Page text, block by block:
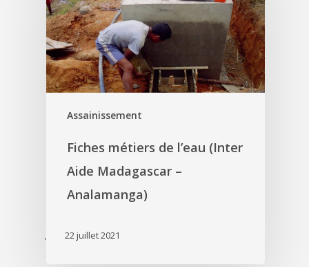
'
Assainissement
Fiches métiers de l’eau (Inter
Aide Madagascar –
Analamanga)
22 juillet 2021